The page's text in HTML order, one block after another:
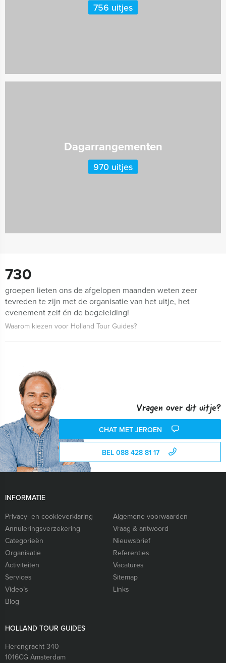
756 uitjes
Dagarrangementen
970 uitjes
730
groepen lieten ons de afgelopen maanden weten zeer
tevreden te zijn met de organisatie van het uitje, het
evenement zelf én de begeleiding!
Waarom kiezen voor Holland Tour Guides?
Vragen over dit uitje?
CHAT MET JEROEN
BEL 088 428 81 17
INFORMATIE
Privacy- en cookieverklaring
Algemene voorwaarden
Annuleringsverzekering
Vraag & antwoord
Categorieën
Nieuwsbrief
Organisatie
Referenties
Activiteiten
Vacatures
Services
Sitemap
Video’s
Links
Blog
HOLLAND TOUR GUIDES
Herengracht 340
1016CG Amsterdam